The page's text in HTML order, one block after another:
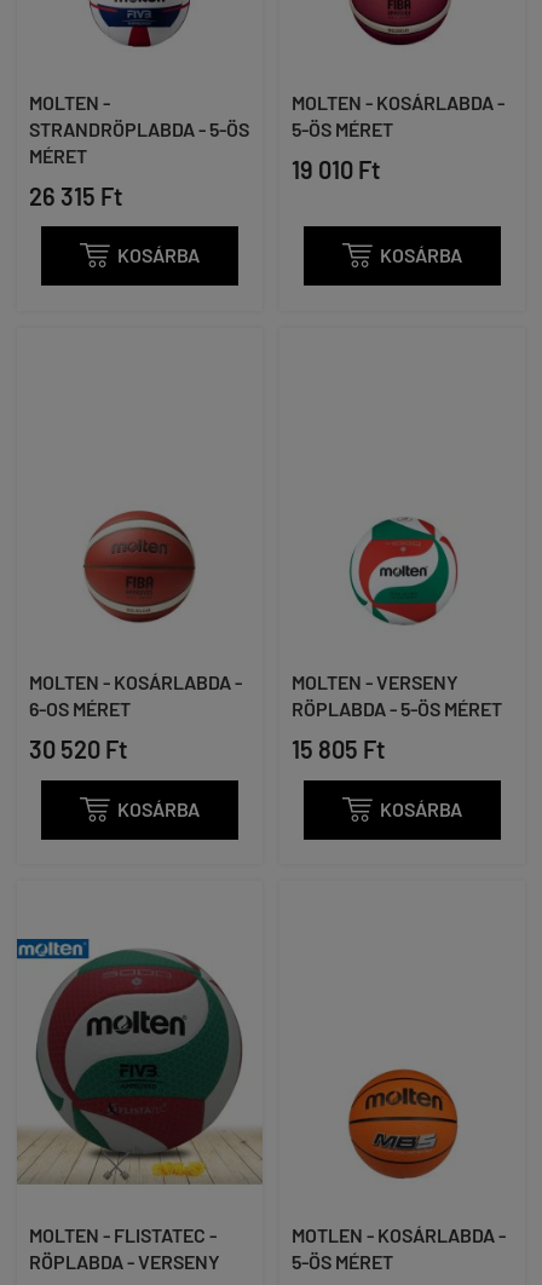
MOLTEN -
STRANDRÖPLABDA - 5-ÖS
MÉRET
26 315 Ft
 KOSÁRBA
MOLTEN - KOSÁRLABDA -
5-ÖS MÉRET
19 010 Ft
 KOSÁRBA
MOLTEN - KOSÁRLABDA -
6-OS MÉRET
30 520 Ft
 KOSÁRBA
MOLTEN - VERSENY
RÖPLABDA - 5-ÖS MÉRET
15 805 Ft
 KOSÁRBA
MOLTEN - FLISTATEC -
RÖPLABDA - VERSENY
MOTLEN - KOSÁRLABDA -
5-ÖS MÉRET